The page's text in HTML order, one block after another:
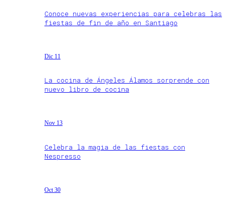
Conoce nuevas experiencias para celebras las
fiestas de fin de año en Santiago
Dic 11
La cocina de Ángeles Álamos sorprende con
nuevo libro de cocina
Nov 13
Celebra la magia de las fiestas con
Nespresso
Oct 30